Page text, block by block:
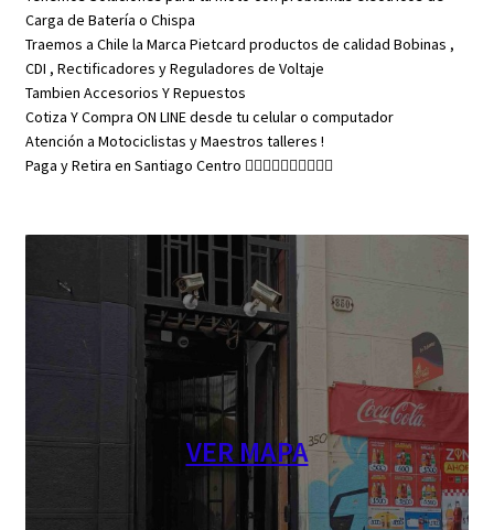
Carga de Batería o Chispa
Traemos a Chile la Marca Pietcard productos de calidad Bobinas ,
CDI , Rectificadores y Reguladores de Voltaje
Tambien Accesorios Y Repuestos
Cotiza Y Compra ON LINE desde tu celular o computador
Atención a Motociclistas y Maestros talleres !
Paga y Retira en Santiago Centro 👇🏼👇🏼👇🏼👇🏼👇🏼
VER MAPA